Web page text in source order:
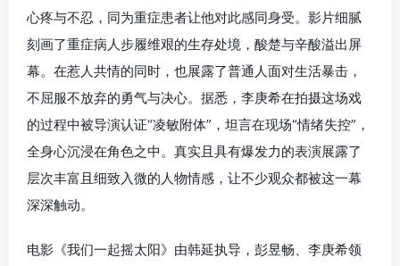
心疼与不忍，同为重症患者让他对此感同身受。影片细腻
刻画了重症病人步履维艰的生存处境，酸楚与辛酸溢出屏
幕。在惹人共情的同时，也展露了普通人面对生活暴击，
不屈服不放弃的勇气与决心。据悉，李庚希在拍摄这场戏
的过程中被导演认证“凌敏附体”，坦言在现场“情绪失控”，
全身心沉浸在角色之中。真实且具有爆发力的表演展露了
层次丰富且细致入微的人物情感，让不少观众都被这一幕
深深触动。
电影《我们一起摇太阳》由韩延执导，彭昱畅、李庚希领